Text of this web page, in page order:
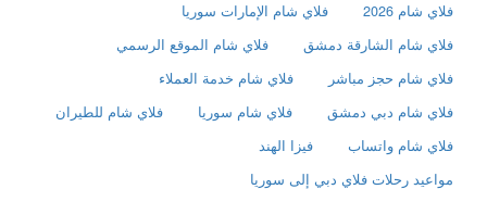
فلاي شام 2026
فلاي شام الإمارات سوريا
فلاي شام الشارقة دمشق
فلاي شام الموقع الرسمي
فلاي شام حجز مباشر
فلاي شام خدمة العملاء
فلاي شام دبي دمشق
فلاي شام سوريا
فلاي شام للطيران
فلاي شام واتساب
فيزا الهند
مواعيد رحلات فلاي دبي إلى سوريا